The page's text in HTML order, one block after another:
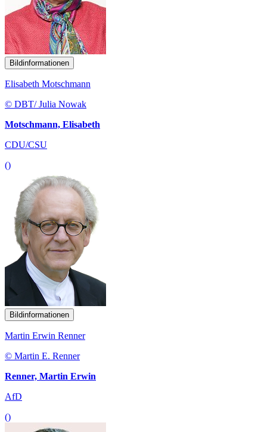
Bildinformationen
Elisabeth Motschmann
© DBT/ Julia Nowak
Motschmann, Elisabeth
CDU/CSU
()
Bildinformationen
Martin Erwin Renner
© Martin E. Renner
Renner, Martin Erwin
AfD
()